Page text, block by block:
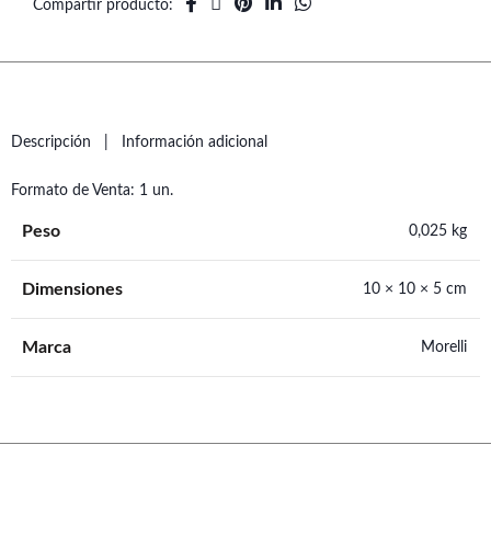
Compartir producto
Descripción Información adicional
Formato de Venta: 1 un.
Peso 0,025 kg
Dimensiones 10 × 10 × 5 cm
Marca Morelli